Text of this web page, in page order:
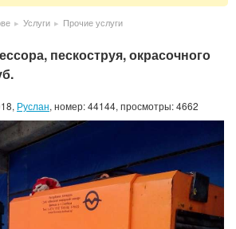
Магазины
▸ Услуги ▸ Прочие услуги
пескоструя, окрасочного
Руслан, номер: 44144, просмотры: 4662